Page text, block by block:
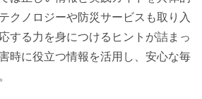
クノロジーや防災サービスも取り入
する力を身につけるヒントが詰まっ
時に役立つ情報を活用し、安心な毎